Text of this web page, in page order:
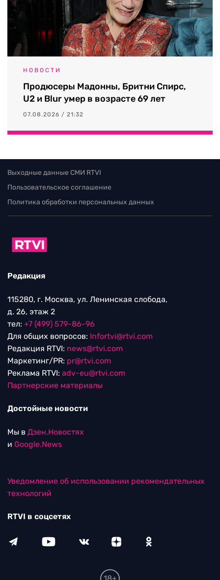
НОВОСТИ
Продюсеры Мадонны, Бритни Спирс,
U2 и Blur умер в возрасте 69 лет
07.08.2026 / 21:32
Выходные данные СМИ RTVI
Пользовательское соглашение
Политика обработки персональных данных
Редакция
115280, г. Москва, ул. Ленинская слобода,
д. 26, этаж 2
тел: +7 (499) 579-86-96
Для общих вопросов: Infortvi@rtvi.com
Редакция RTVI: news@rtvi.com
Маркетинг/PR: pr@rtvi.com
Реклама RTVI: adv-eu@rtvi.com
Партнерские материалы
Достойные новости
Мы в Дзен.Новостях
и Google.News
Уведомление об использовании рекомендательных
технологий
RTVI в соцсетях